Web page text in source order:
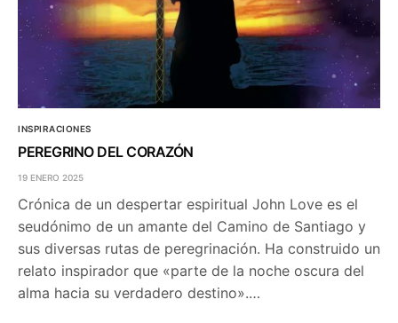
INSPIRACIONES
PEREGRINO DEL CORAZÓN
19 ENERO 2025
Crónica de un despertar espiritual John Love es el
seudónimo de un amante del Camino de Santiago y
sus diversas rutas de peregrinación. Ha construido un
relato inspirador que «parte de la noche oscura del
alma hacia su verdadero destino».…